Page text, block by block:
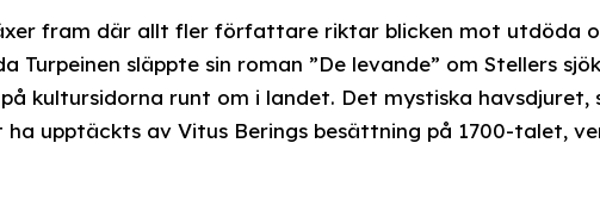
fram där allt fler författare riktar blicken mot utdöda
Turpeinen släppte sin roman ”De levande” om Stellers
kultursidorna runt om i landet. Det mystiska
upptäckts av Vitus Berings besättning på 1700-talet,